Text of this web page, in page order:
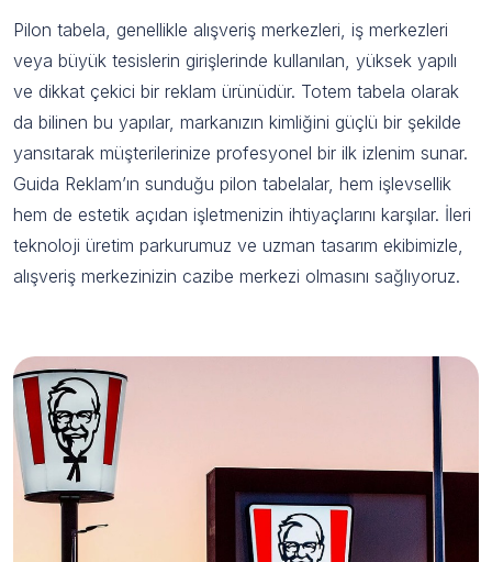
Pilon tabela, genellikle alışveriş merkezleri, iş merkezleri
veya büyük tesislerin girişlerinde kullanılan, yüksek yapılı
ve dikkat çekici bir reklam ürünüdür. Totem tabela olarak
da bilinen bu yapılar, markanızın kimliğini güçlü bir şekilde
yansıtarak müşterilerinize profesyonel bir ilk izlenim sunar.
Guida Reklam’ın sunduğu pilon tabelalar, hem işlevsellik
hem de estetik açıdan işletmenizin ihtiyaçlarını karşılar. İleri
teknoloji üretim parkurumuz ve uzman tasarım ekibimizle,
alışveriş merkezinizin cazibe merkezi olmasını sağlıyoruz.